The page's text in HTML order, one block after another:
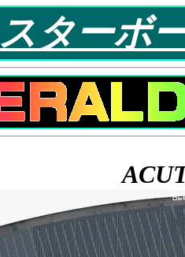
スターボ